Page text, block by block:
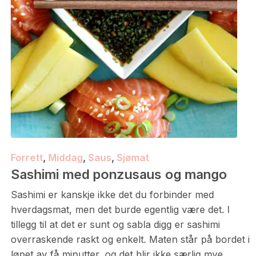
Forrett, Middag, Saus, Sjømat
Sashimi med ponzusaus og mango
Sashimi er kanskje ikke det du forbinder med
hverdagsmat, men det burde egentlig være det. I
tillegg til at det er sunt og sabla digg er sashimi
overraskende raskt og enkelt. Maten står på bordet i